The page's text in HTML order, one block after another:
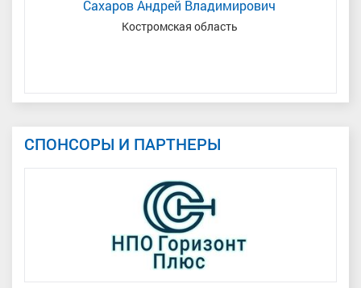
Сахаров Андрей Владимирович
Костромская область
СПОНСОРЫ И ПАРТНЕРЫ